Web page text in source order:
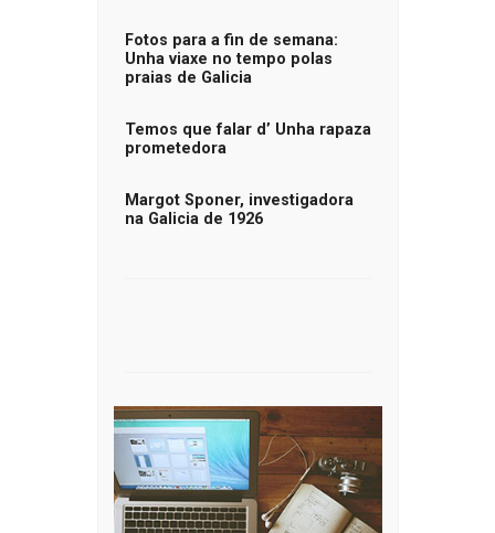
Fotos para a fin de semana:
Unha viaxe no tempo polas
praias de Galicia
Temos que falar d’ Unha rapaza
prometedora
Margot Sponer, investigadora
na Galicia de 1926